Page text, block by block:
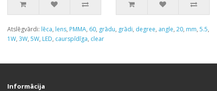
Atslēgvārdi: lēca, lens, PMMA, 60, grādu, grādi, degree, angle, 20, mm, 5.5,
1W, 3W, 5W, LED, caurspīdīga, clear
Informācija